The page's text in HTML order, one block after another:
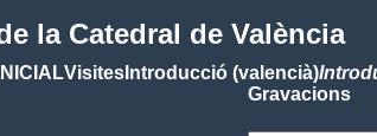
la Catedral de València
INICIALVisitesIntroducció (valencià)
Gravacions